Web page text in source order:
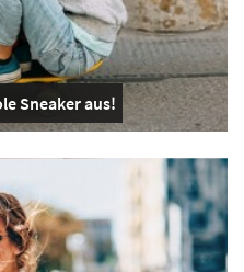
Sneaker aus!